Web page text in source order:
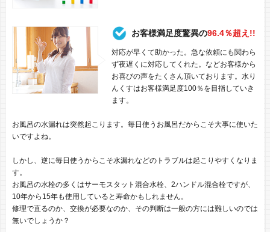
お客様満足度驚異の96.4％超え!!
対応が早くて助かった。急な依頼にも関わら
ず夜遅くに対応してくれた。などお客様から
お喜びの声をたくさん頂いております。水り
んくすはお客様満足度100％を目指していき
ます。
お風呂の水漏れは突然起こります。毎日使うお風呂だからこそ大事に使いた
いですよね。
しかし、逆に毎日使うからこそ水漏れなどのトラブルは起こりやすくなりま
す。
お風呂の水栓の多くはサーモスタット混合水栓、2ハンドル混合栓ですが、
10年から15年も使用していると寿命かもしれません。
修理で直るのか、交換が必要なのか、その判断は一般の方には難しいのでは
無いでしょうか？